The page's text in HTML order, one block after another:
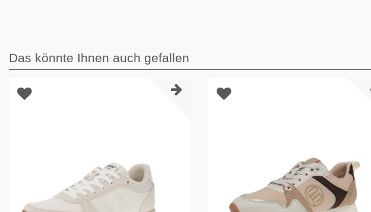
Das könnte Ihnen auch gefallen